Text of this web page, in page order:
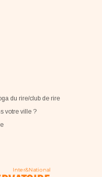
du rire/club de rire
votre ville ?